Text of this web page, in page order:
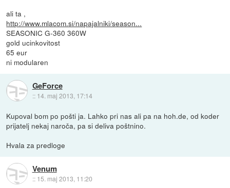
ali ta ,
http://www.mlacom.si/napajalniki/season...
SEASONIC G-360 360W
gold ucinkovitost
65 eur
ni modularen
GeForce
:: 14. maj 2013, 17:14
Kupoval bom po pošti ja. Lahko pri nas ali pa na hoh.de, od koder
prijatelj nekaj naroča, pa si deliva poštnino.
Hvala za predloge
Venum
:: 15. maj 2013, 11:20